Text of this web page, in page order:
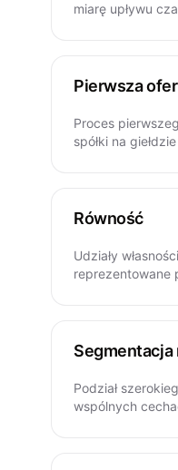
miarę upływu
Pierwsza
Proces
spółki na
Równość
Udziały
reprezentowane
Segmentacja
Podział
wspólnych